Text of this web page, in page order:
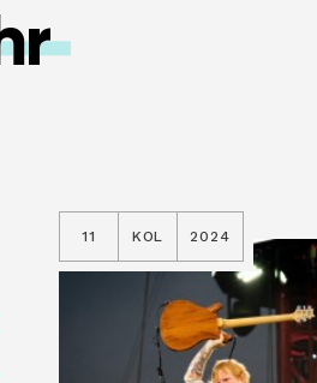
11 KOL 2024